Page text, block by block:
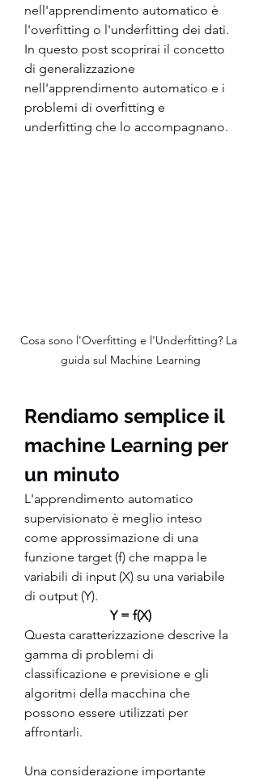
nell'apprendimento automatico è
l'overfitting o l'underfitting dei dati.
In questo post scoprirai il concetto
di generalizzazione
nell'apprendimento automatico e i
problemi di overfitting e
underfitting che lo accompagnano.
Cosa sono l'Overfitting e l'Underfitting? La
guida sul Machine Learning
Rendiamo semplice il
machine Learning per
un minuto
L'apprendimento automatico
supervisionato è meglio inteso
come approssimazione di una
funzione target (f) che mappa le
variabili di input (X) su una variabile
di output (Y).
Y = f(X)
Questa caratterizzazione descrive la
gamma di problemi di
classificazione e previsione e gli
algoritmi della macchina che
possono essere utilizzati per
affrontarli.
Una considerazione importante